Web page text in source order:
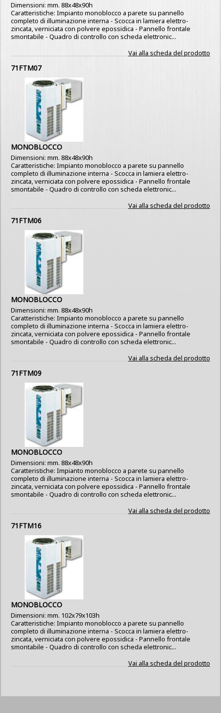
Dimensioni: mm. 88x48x90h
Caratteristiche: Impianto monoblocco a parete su pannello
completo di illuminazione interna - Scocca in lamiera elettro-
zincata, verniciata con polvere epossidica - Pannello frontale
smontabile - Quadro di controllo con scheda elettronic...
Vai alla scheda del prodotto
71FTM07
MONOBLOCCO
Dimensioni: mm. 88x48x90h
Caratteristiche: Impianto monoblocco a parete su pannello
completo di illuminazione interna - Scocca in lamiera elettro-
zincata, verniciata con polvere epossidica - Pannello frontale
smontabile - Quadro di controllo con scheda elettronic...
Vai alla scheda del prodotto
71FTM06
MONOBLOCCO
Dimensioni: mm. 88x48x90h
Caratteristiche: Impianto monoblocco a parete su pannello
completo di illuminazione interna - Scocca in lamiera elettro-
zincata, verniciata con polvere epossidica - Pannello frontale
smontabile - Quadro di controllo con scheda elettronic...
Vai alla scheda del prodotto
71FTM09
MONOBLOCCO
Dimensioni: mm. 88x48x90h
Caratteristiche: Impianto monoblocco a parete su pannello
completo di illuminazione interna - Scocca in lamiera elettro-
zincata, verniciata con polvere epossidica - Pannello frontale
smontabile - Quadro di controllo con scheda elettronic...
Vai alla scheda del prodotto
71FTM16
MONOBLOCCO
Dimensioni: mm. 102x79x103h
Caratteristiche: Impianto monoblocco a parete su pannello
completo di illuminazione interna - Scocca in lamiera elettro-
zincata, verniciata con polvere epossidica - Pannello frontale
smontabile - Quadro di controllo con scheda elettronic...
Vai alla scheda del prodotto